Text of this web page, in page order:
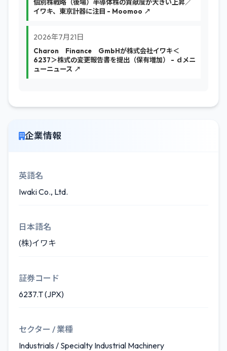
個別株戦略（後場）半導体株の貢献度が大きい上昇／
イワキ、東京計器に注目 - Moomoo ↗
2026年7月21日
Charon Finance GmbHが株式会社イワキ＜
6237＞株式の変更報告書を提出（保有増加） - ｄメニ
ューニュース ↗
企業情報
英語名
Iwaki Co., Ltd.
日本語名
(株)イワキ
証券コード
6237.T (JPX)
セクター / 業種
Industrials / Specialty Industrial Machinery